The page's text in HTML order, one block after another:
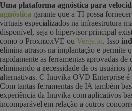
Uma plataforma agnóstica para
agnóstica garante que a TI possa
virtuais especializados na infraestrutura
disponível, seja o hipervisor principal
como o ProxmoxVE ou Verge.io. Isso
elimina atrasos na implantação e permite
rapidamente as ferramentas aprovadas de
eliminando a necessidade de os usuários
alternativas. O Inuvika OVD Enterprise
Com tantas ferramentas de IA também
experiência da Inuvika com aplicativos
incomparável em relação a outros